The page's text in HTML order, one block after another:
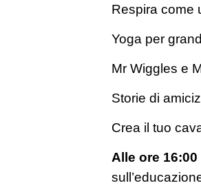
Respira come
Yoga per
Mr Wiggles e
Storie di
Crea il tuo
Alle ore 16:00